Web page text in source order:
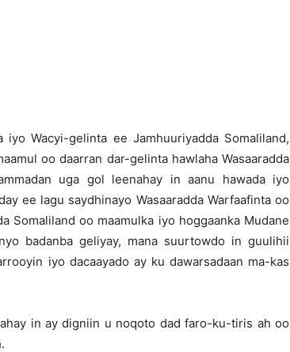
iyo Wacyi-gelinta ee Jamhuuriyadda Somaliland,
oo daarran dar-gelinta hawlaha Wasaaradda
uga gol leenahay in aanu hawada iyo
ee lagu saydhinayo Wasaaradda Warfaafinta oo
Somaliland oo maamulka iyo hoggaanka Mudane
badanba geliyay, mana suurtowdo in guulihii
iyo dacaayado ay ku dawarsadaan ma-kas
in ay digniin u noqoto dad faro-ku-tiris ah oo